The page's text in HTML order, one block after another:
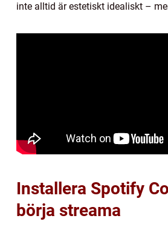
inte alltid är estetiskt idealiskt –
Installera Spotify
börja streama